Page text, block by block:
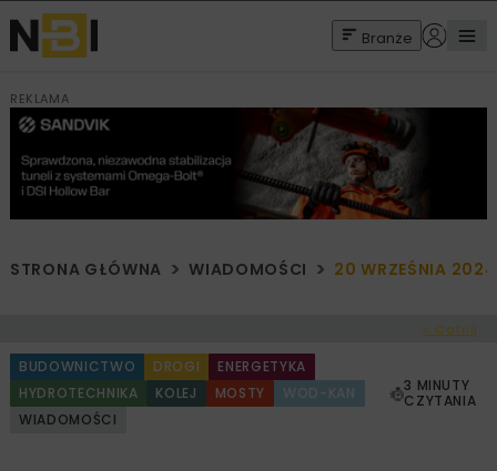
Branże
REKLAMA
STRONA GŁÓWNA WIADOMOŚCI 20 WRZEŚNIA 2024
< Cofnij
BUDOWNICTWO DROGI
ENERGETYKA
HYDROTECHNIKA
KOLEJ MOSTY
WOD-KAN
WIADOMOŚCI
3 MINUTY
CZYTANIA